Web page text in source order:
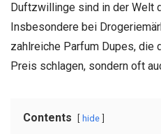
Duftzwillinge sind in der Welt
Insbesondere bei
zahlreiche Parfum Dupes, die
Preis schlagen, sondern oft
Contents hide